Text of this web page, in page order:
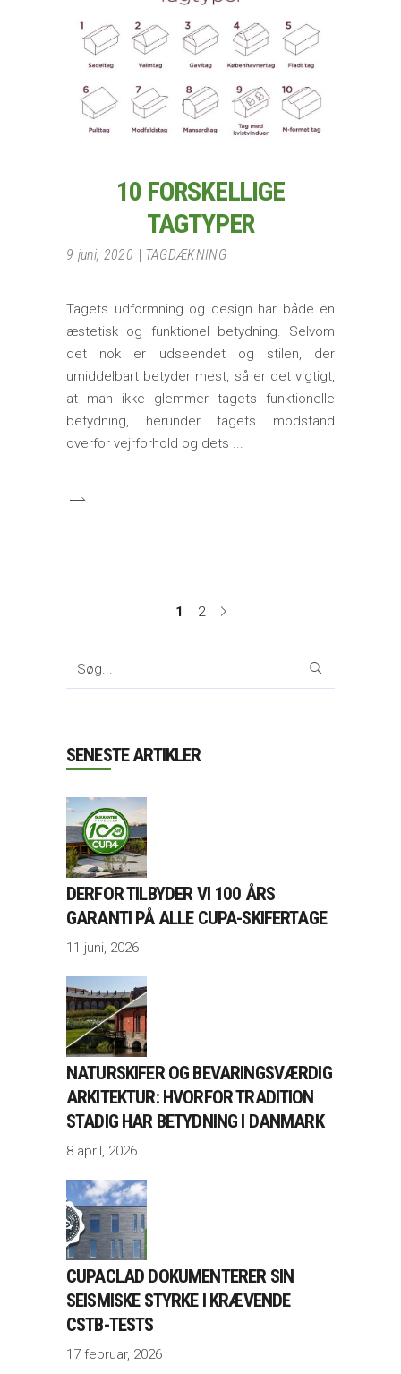
10 FORSKELLIGE
TAGTYPER
9 juni, 2020 TAGDÆKNING
Tagets udformning og design har både en
æstetisk og funktionel betydning. Selvom
det nok er udseendet og stilen, der
umiddelbart betyder mest, så er det vigtigt,
at man ikke glemmer tagets funktionelle
betydning, herunder tagets modstand
overfor vejrforhold og dets
1 2
Search
SENESTE ARTIKLER
DERFOR TILBYDER VI 100 ÅRS
GARANTI PÅ ALLE CUPA-SKIFERTAGE
11 juni, 2026
NATURSKIFER OG BEVARINGSVÆRDIG
ARKITEKTUR: HVORFOR TRADITION
STADIG HAR BETYDNING I DANMARK
8 april, 2026
CUPACLAD DOKUMENTERER SIN
SEISMISKE STYRKE I KRÆVENDE
CSTB-TESTS
17 februar, 2026